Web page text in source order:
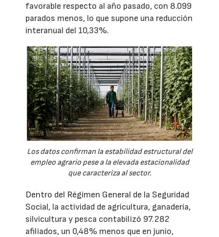
favorable respecto al año pasado, con 8.099
parados menos, lo que supone una reducción
interanual del 10,33%.
Los datos confirman la estabilidad estructural del
empleo agrario pese a la elevada estacionalidad
que caracteriza al sector.
Dentro del Régimen General de la Seguridad
Social, la actividad de agricultura, ganadería,
silvicultura y pesca contabilizó 97.282
afiliados, un 0,48% menos que en junio,